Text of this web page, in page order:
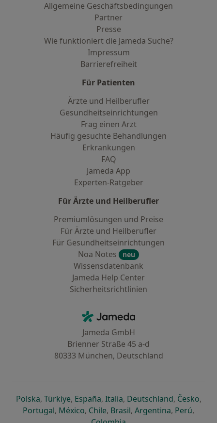
Allgemeine Geschäftsbedingungen
Partner
Presse
Wie funktioniert die Jameda Suche?
Impressum
Barrierefreiheit
Für Patienten
Ärzte und Heilberufler
Gesundheitseinrichtungen
Frag einen Arzt
Häufig gesuchte Behandlungen
Erkrankungen
FAQ
Jameda App
Experten-Ratgeber
Für Ärzte und Heilberufler
Premiumlösungen und Preise
Für Ärzte und Heilberufler
Für Gesundheitseinrichtungen
Noa Notes
neu
Wissensdatenbank
Jameda Help Center
Sicherheitsrichtlinien
Jameda - Startseite
Jameda GmbH
Brienner Straße 45 a-d
80333 München, Deutschland
Polskaöffnet in einer neuen Registerkarte
, Türkiyeöffnet in einer neuen Registerkarte
, Españaöffnet in einer neuen
, Italiaöffnet in einer neuen
, Deutschlandöffnet in
, Česko,
Portugalöffnet in einer neuen Registerkarte
, Méxicoöffnet in einer neuen Registerkarte
, Chileöffnet in einer neuen
, Brasilöffnet in einer neuen
, Argentinaöffnet in
, Perúöffnet
,